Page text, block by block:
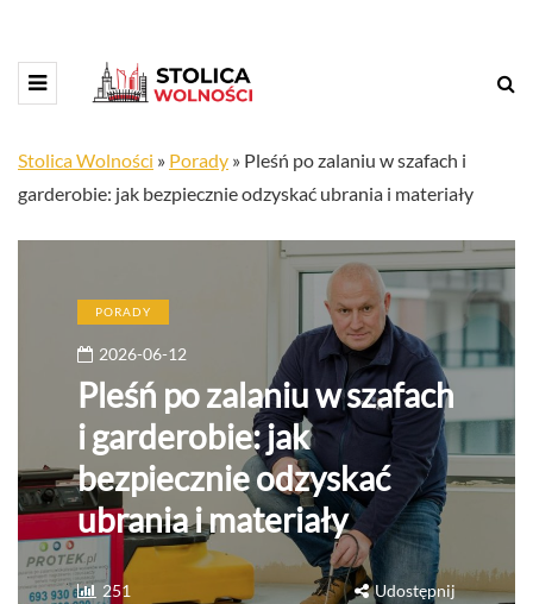
Stolica Wolności » Porady » Pleśń po zalaniu w szafach i
garderobie: jak bezpiecznie odzyskać ubrania i materiały
PORADY
2026-06-12
Pleśń po zalaniu w szafach
i garderobie: jak
bezpiecznie odzyskać
ubrania i materiały
251 Udostępnij